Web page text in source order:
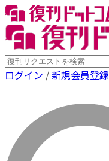
ログイン /新規会員登録